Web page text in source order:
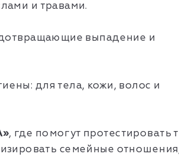
и травами.
выпадение и
для тела, кожи, волос и
, где помогут протестировать
семейные